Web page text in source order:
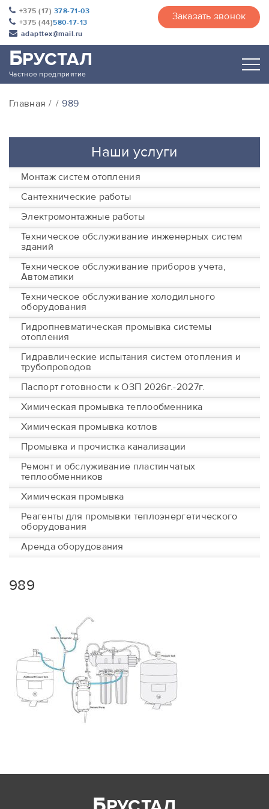
+375 (17) 378-71-03
+375 (44)580-17-13
adapttex@mail.ru
Заказать звонок
БРУСТАЛ
Частное предприятие
Главная 989
Наши услуги
Монтаж систем отопления
Сантехнические работы
Электромонтажные работы
Техническое обслуживание инженерных систем
зданий
Техническое обслуживание приборов учета,
Автоматики
Техническое обслуживание холодильного
оборудования
Гидропневматическая промывка системы
отопления
Гидравлические испытания систем отопления и
трубопроводов
Паспорт готовности к ОЗП 2026г.-2027г.
Химическая промывка теплообменника
Химическая промывка котлов
Промывка и прочистка канализации
Ремонт и обслуживание пластинчатых
теплообменников
Химическая промывка
Реагенты для промывки теплоэнергетического
оборудования
Аренда оборудования
989